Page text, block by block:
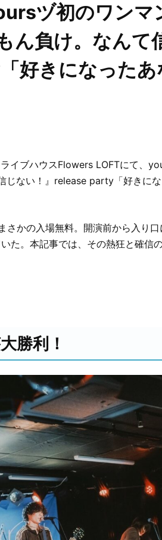
ヅ初のワンマ
ん負け。なんて
好きになったあ
イブハウスFlowers LOFTにて、
じない！』release party「好きに
かの入場無料。開演前から入り
た。本記事では、その熱狂と確信
勝利！